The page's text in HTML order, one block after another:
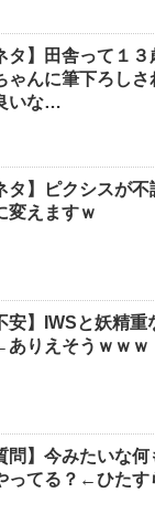
タ】田舎って１
ゃんに筆下ろし
いな…
タ】ピクシスが
変えますｗ
安】IWSと妖精
ありえそうｗｗｗ
問】今みたいな
ってる？←ひたす